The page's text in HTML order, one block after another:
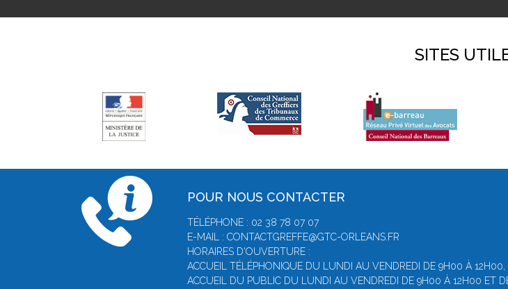
SITES
POUR NOUS CONTACTER
TÉLÉPHONE : 02 38 78 07 07
E-MAIL : CONTACTGREFFE@GTC-ORLEANS.FR
HORAIRES D'OUVERTURE :
ACCUEIL TÉLÉPHONIQUE DU LUNDI AU VENDREDI DE 9H00 À 12H00,
ACCUEIL DU PUBLIC DU LUNDI AU VENDREDI DE 9H00 À 12H00 ET